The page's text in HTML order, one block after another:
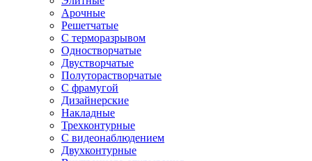
Арочные
Решетчатые
С терморазрывом
Одностворчатые
Двустворчатые
Полуторастворчатые
С фрамугой
Дизайнерские
Накладные
Трехконтурные
С видеонаблюдением
Двухконтурные